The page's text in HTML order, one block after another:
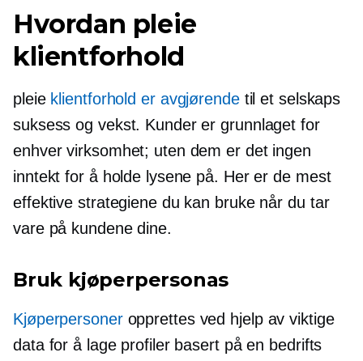
Hvordan pleie
klientforhold
pleie klientforhold er avgjørendetil et selskaps
suksess og vekst. Kunder er grunnlaget for
enhver virksomhet; uten dem er det ingen
inntekt for å holde lysene på. Her er de mest
effektive strategiene du kan bruke når du tar
vare på kundene dine.
Bruk kjøperpersonas
Kjøperpersoneropprettes ved hjelp av viktige
data for å lage profiler basert på en bedrifts